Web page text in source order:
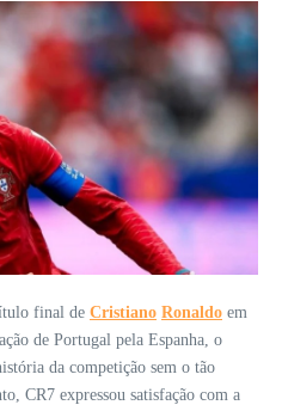
final de Cristiano Ronaldo em
de Portugal pela Espanha, o
da competição sem o tão
CR7 expressou satisfação com a